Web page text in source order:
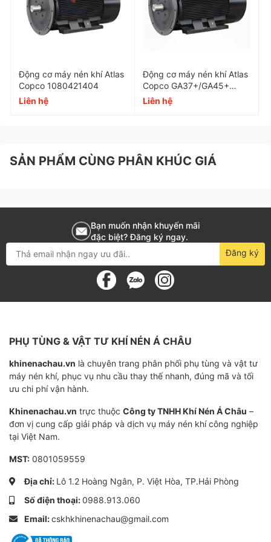
Kiểu dáng Chân đế (B3), mặt bích (B5)
Xuất xứ Nhật Bản/Thái Lan
Động cơ máy nén khí Atlas
Copco 1080421404
Liên hệ
Động cơ máy nén khí Atlas
Copco GA37+/GA45+
1092090314
Liên hệ
SẢN PHẨM CÙNG PHÂN KHÚC GIÁ
Bạn muốn nhận khuyến mãi
đặc biệt? Đăng ký ngay.
Đăng ký
PHỤ TÙNG & VẬT TƯ KHÍ NÉN Á CHÂU
khinenachau.vn là chuyên trang phân phối phụ tùng và vật tư
máy nén khí, phục vụ nhu cầu thay thế nhanh, đúng mã và tối
ưu chi phí vận hành.
Khinenachau.vn trực thuộc Công ty TNHH Khí Nén Á Châu –
đơn vị cung cấp giải pháp và dịch vụ máy nén khí công nghiệp
tại Việt Nam.
MST: 0801059559
Địa chỉ: Lô 1.2 Hoàng Ngân, P. Việt Hòa, TP.Hải Phòng
Số điện thoại:0988.913.060
Email:cskhkhinenachau@gmail.com